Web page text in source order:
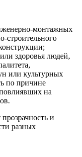
монтажных
строительного
здоровья людей,
или культурных
по причине
на
и
разных